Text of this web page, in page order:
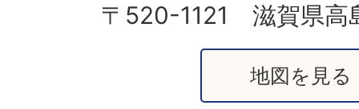
〒520-1121 滋賀県高
地図を見る